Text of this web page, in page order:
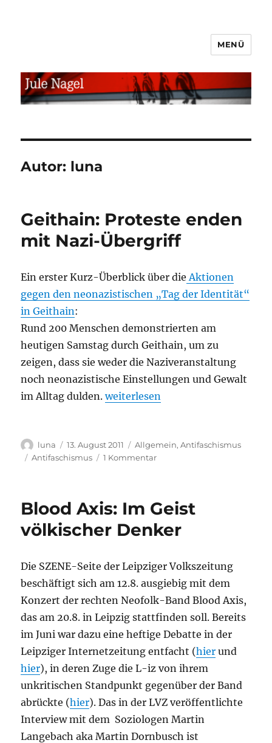
MENÜ
Autor: luna
Geithain: Proteste enden
mit Nazi-Übergriff
Ein erster Kurz-Überblick über die Aktionen
gegen den neonazistischen „Tag der Identität“
in Geithain:
Rund 200 Menschen demonstrierten am
heutigen Samstag durch Geithain, um zu
zeigen, dass sie weder die Naziveranstaltung
noch neonazistische Einstellungen und Gewalt
im Alltag dulden.„Geithain: Proteste enden mit
weiterlesen
Autor
luna
Veröffentlicht
am
13. August 2011 Kategorien
Allgemein,Antifaschismus
Schlagwörter
Antifaschismus 1 Kommentarzu
mit
Übergriff
Blood Axis: Im Geist
völkischer Denker
Die SZENE-Seite der Leipziger Volkszeitung
beschäftigt sich am 12.8. ausgiebig mit dem
Konzert der rechten Neofolk-Band Blood Axis,
das am 20.8. in Leipzig stattfinden soll. Bereits
im Juni war dazu eine heftige Debatte in der
Leipziger Internetzeitung entfacht (hier und
hier), in deren Zuge die L-iz von ihrem
unkritischen Standpunkt gegenüber der Band
abrückte (hier). Das in der LVZ veröffentlichte
Interview mit dem Soziologen Martin
Langebach aka Martin Dornbusch ist